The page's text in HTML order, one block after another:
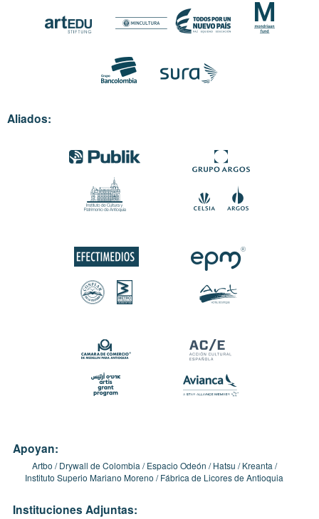
Aliados:
Apoyan:
Artbo Drywall de Colombia Espacio Odeón Hatsu
Kreanta
Instituto Superio Mariano Moreno
Fábrica de Licores de Antioquia
Instituciones Adjuntas: